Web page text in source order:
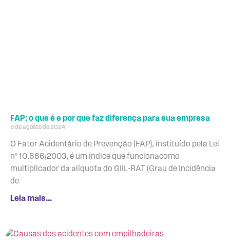
FAP: o que é e por que faz diferença para sua empresa
9 de agosto de 2024
O Fator Acidentário de Prevenção (FAP), instituído pela Lei
nº 10.666/2003, é um índice que funcionacomo
multiplicador da alíquota do GIIL-RAT (Grau de Incidência
de
Leia mais...